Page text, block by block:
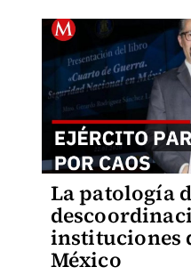
La patología
instituciones
México